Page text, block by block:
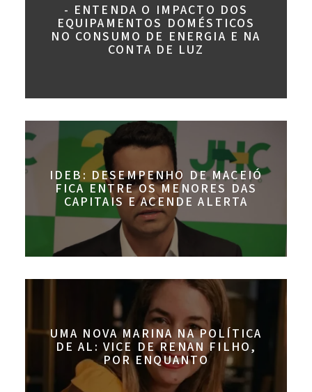
- ENTENDA O IMPACTO DOS
EQUIPAMENTOS DOMÉSTICOS
NO CONSUMO DE ENERGIA E NA
CONTA DE LUZ
IDEB: DESEMPENHO DE MACEIÓ
FICA ENTRE OS MENORES DAS
CAPITAIS E ACENDE ALERTA
UMA NOVA MARINA NA POLÍTICA
DE AL: VICE DE RENAN FILHO,
POR ENQUANTO